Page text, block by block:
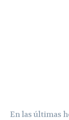
En las últimas